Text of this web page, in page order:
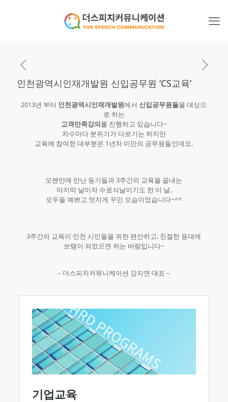
인천광역시인재개발원 신입공무원 ‘CS교육’
2013년 부터 인천광역시인재개발원에서신입공무원들을 대상으
로 하는
고객만족강의를 진행하고 있습니다~
차수마다 분위기가 다르기는 하지만
교육에 참여한 대부분은 1년차 미만의 공무원들인데요,
오랜만에 만난 동기들과 3주간의 교육을 끝내는
마지막 날이자 수료식날이기도 한 이 날,
모두들 예쁘고 멋지게 꾸민 모습이었습니다~^^
3주간의 교육이 인천 시민들을 위한 편안하고, 친절한 응대에
보탬이 되었으면 하는 바람입니다~
– 더스피치커뮤니케이션 강지연 대표 –